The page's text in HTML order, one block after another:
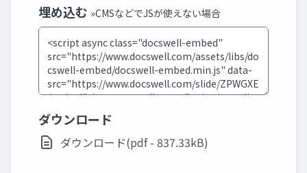
埋め込む »CMSなどでJSが使えない場合
ダウンロード
ダウンロード(pdf - 837.33kB)